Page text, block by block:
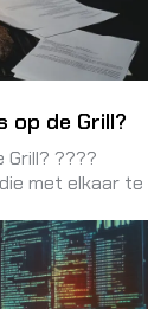
op de Grill?
Grill? ????
met elkaar te